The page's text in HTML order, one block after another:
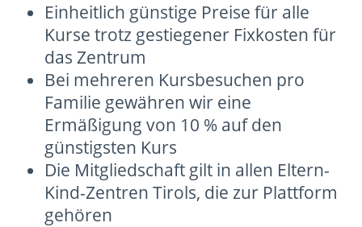
Einheitlich günstige Preise für alle
Kurse trotz gestiegener Fixkosten für
das Zentrum
Bei mehreren Kursbesuchen pro
Familie gewähren wir eine
Ermäßigung von 10 % auf den
günstigsten Kurs
Die Mitgliedschaft gilt in allen Eltern-
Kind-Zentren Tirols, die zur Plattform
gehören